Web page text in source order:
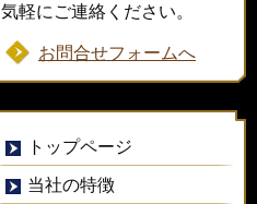
気軽にご連絡ください。
お問合せフォームへ
トップページ
当社の特徴